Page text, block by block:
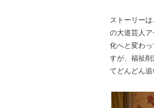
ストーリー
の大道芸人
化へと変わ
すが、福祉
てどんどん